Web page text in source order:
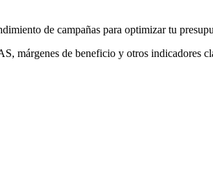
de campañas para optimizar tu
márgenes de beneficio y otros indicadores